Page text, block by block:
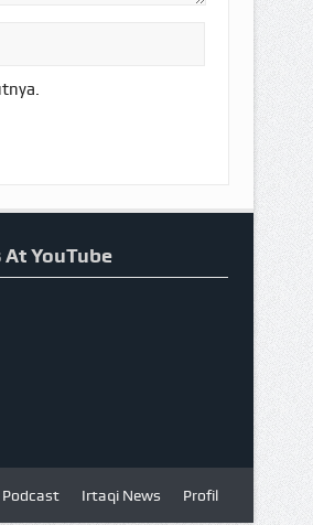
At YouTube
Podcast Irtaqi News Profil